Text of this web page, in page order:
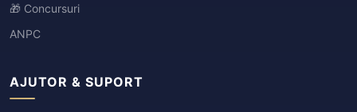
🎁 Concursuri
ANPC
AJUTOR & SUPORT